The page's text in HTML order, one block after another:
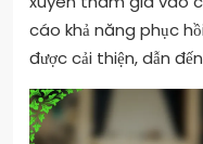
cáo khả năng phục
được cải thiện, dẫn